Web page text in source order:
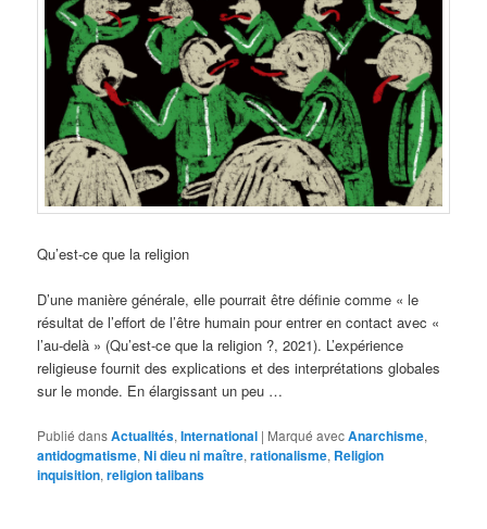
Qu’est-ce que la religion
D’une manière générale, elle pourrait être définie comme « le
résultat de l’effort de l’être humain pour entrer en contact avec «
l’au-delà » (Qu’est-ce que la religion ?, 2021). L’expérience
religieuse fournit des explications et des interprétations globales
sur le monde. En élargissant un peu …
Publié dansActualités,International | Marqué avecAnarchisme,
antidogmatisme,Ni dieu ni maître,rationalisme, Religion
inquisition,religion talibans